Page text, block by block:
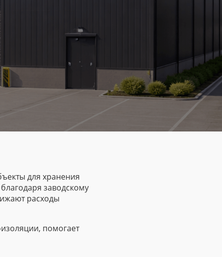
для хранения
заводскому
расходы
помогает